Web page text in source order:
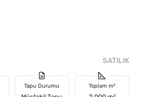
SATILIK
Tapu Durumu Toplam m²